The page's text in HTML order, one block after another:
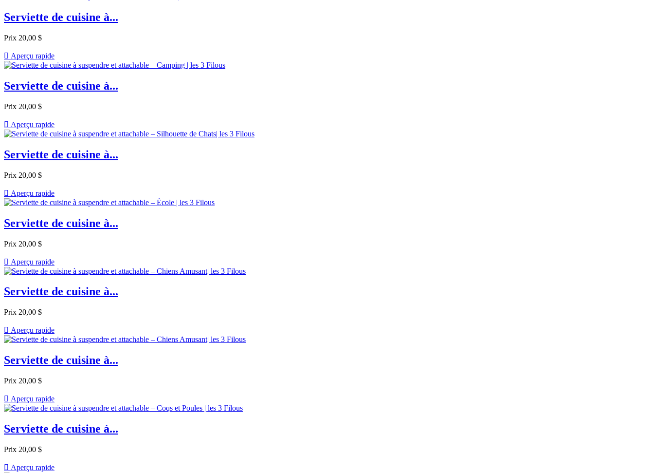
Serviette de cuisine à...
Prix 20,00 $
 Aperçu rapide
Serviette de cuisine à...
Prix 20,00 $
 Aperçu rapide
Serviette de cuisine à...
Prix 20,00 $
 Aperçu rapide
Serviette de cuisine à...
Prix 20,00 $
 Aperçu rapide
Serviette de cuisine à...
Prix 20,00 $
 Aperçu rapide
Serviette de cuisine à...
Prix 20,00 $
 Aperçu rapide
Serviette de cuisine à...
Prix 20,00 $
 Aperçu rapide